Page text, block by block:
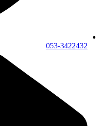
053-3422432